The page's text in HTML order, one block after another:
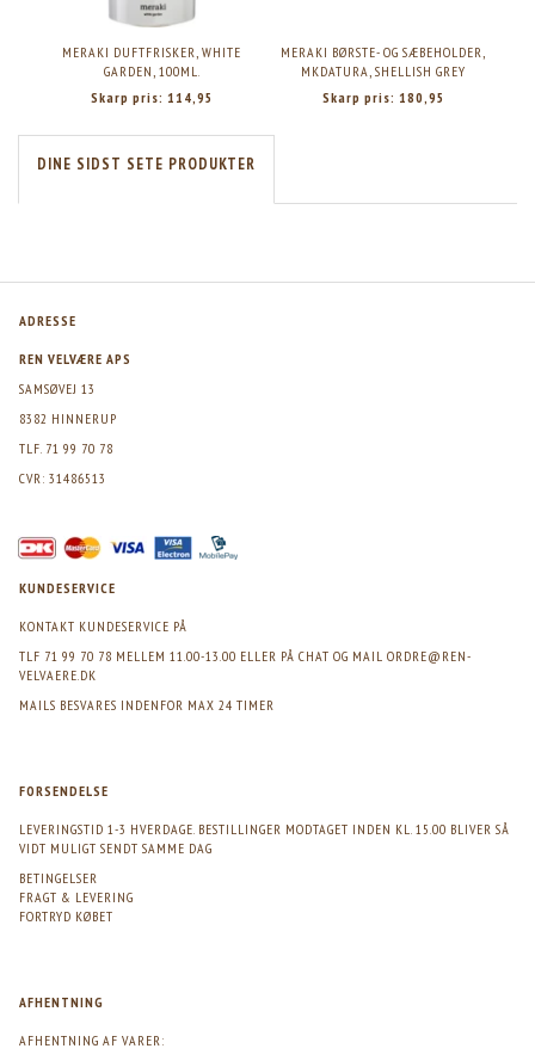
MERAKI DUFTFRISKER, WHITE
GARDEN, 100ML.
Skarp pris: 114,95
MERAKI BØRSTE- OG SÆBEHOLDER,
MKDATURA, SHELLISH GREY
Skarp pris: 180,95
DINE SIDST SETE PRODUKTER
ADRESSE
REN VELVÆRE APS
SAMSØVEJ 13
8382 HINNERUP
TLF. 71 99 70 78
CVR: 31486513
KUNDESERVICE
KONTAKT KUNDESERVICE PÅ
TLF 71 99 70 78 MELLEM 11.00-13.00 ELLER PÅ CHAT OG MAIL ORDRE@REN-
VELVAERE.DK
MAILS BESVARES INDENFOR MAX 24 TIMER
FORSENDELSE
LEVERINGSTID 1-3 HVERDAGE. BESTILLINGER MODTAGET INDEN KL. 15.00 BLIVER SÅ
VIDT MULIGT SENDT SAMME DAG
BETINGELSER
FRAGT & LEVERING
FORTRYD KØBET
AFHENTNING
AFHENTNING AF VARER: